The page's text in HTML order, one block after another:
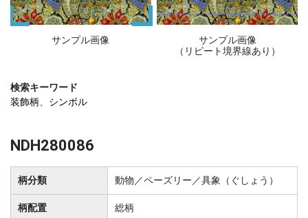
サンプル画像
サンプル画像
（リピート境界線あり）
検索キーワード
装飾柄
シンボル
NDH280086
柄分類 動物／ペーズリー／具象（ぐしょう）
柄配置 総柄